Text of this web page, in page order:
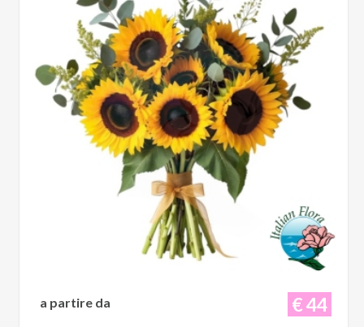
€ 44
a partire da